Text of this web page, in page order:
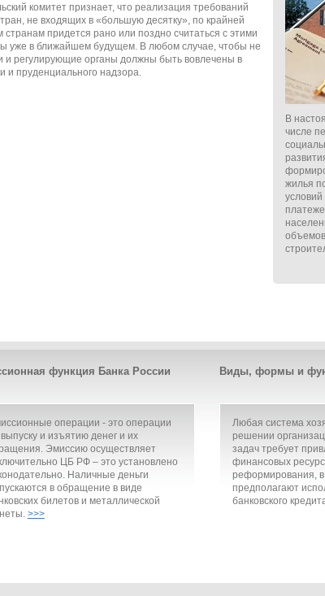
комитет признает, что реализация требований
не входящих в «большую десятку», по крайней
придется рано или поздно считаться с этими
уже в ближайшем будущем. В любом случае, чтобы не
и регулирующие органы должны быть вовлечены в
и пруденциального надзора.
В
числе
жилья
функция Банка России
операции - это операции
и изъятию денег и их
Эмиссию осуществляет
ЦБ РФ – это установлено
Наличные деньги
в обращение в виде
билетов и металлической
>>>
Виды, формы и
Любая система
решении
задач требует
финансовых
реформирования, в
предполагают
банковского